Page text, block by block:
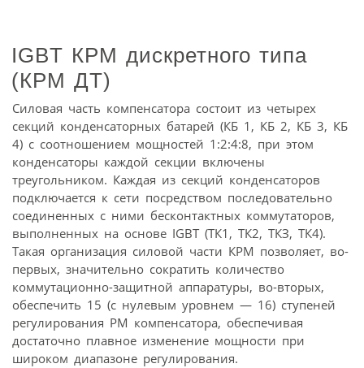
IGBT КРМ дискретного типа
(КРМ ДТ)
Силовая часть компенсатора состоит из четырех
секций конденсаторных батарей (КБ 1, КБ 2, КБ 3, КБ
4) с соотношением мощностей 1:2:4:8, при этом
конденсаторы каждой секции включены
треугольником. Каждая из секций конденсаторов
подключается к сети посредством последовательно
соединенных с ними бесконтактных коммутаторов,
выполненных на основе IGBT (ТК1, ТК2, ТКЗ, ТК4).
Такая организация силовой части КРМ позволяет, во-
первых, значительно сократить количество
коммутационно-защитной аппаратуры, во-вторых,
обеспечить 15 (с нулевым уровнем — 16) ступеней
регулирования РМ компенсатора, обеспечивая
достаточно плавное изменение мощности при
широком диапазоне регулирования.